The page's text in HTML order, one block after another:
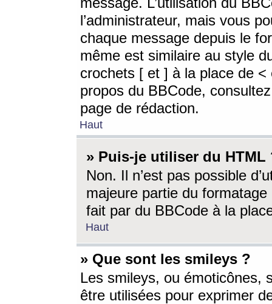
l’administrateur, mais vous
chaque message depuis le
même est similaire au style
crochets [ et ] à la place de <
propos du BBCode,
page de rédaction.
Haut
» Puis-je utiliser du HTML
Non. Il n’est pas possible
majeure partie du
fait par du BBCode à la
Haut
» Que sont les smileys ?
Les smileys, ou émoticônes,
être utilisées pour exprimer